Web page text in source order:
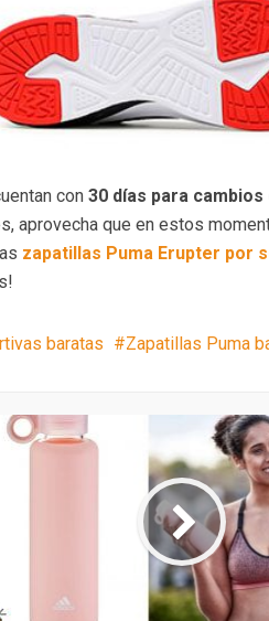
con 30 días para cambios
aprovecha que en estos
zapatillas Puma Erupter por
baratas Zapatillas Puma